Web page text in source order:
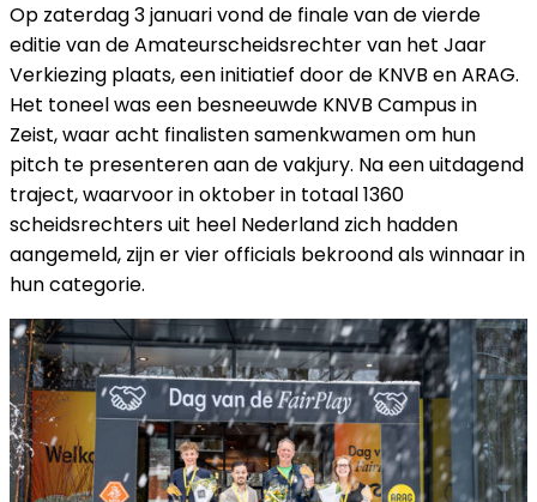
Op zaterdag 3 januari vond de finale van de vierde
editie van de Amateurscheidsrechter van het Jaar
Verkiezing plaats, een initiatief door de KNVB en ARAG.
Het toneel was een besneeuwde KNVB Campus in
Zeist, waar acht finalisten samenkwamen om hun
pitch te presenteren aan de vakjury. Na een uitdagend
traject, waarvoor in oktober in totaal 1360
scheidsrechters uit heel Nederland zich hadden
aangemeld, zijn er vier officials bekroond als winnaar in
hun categorie.